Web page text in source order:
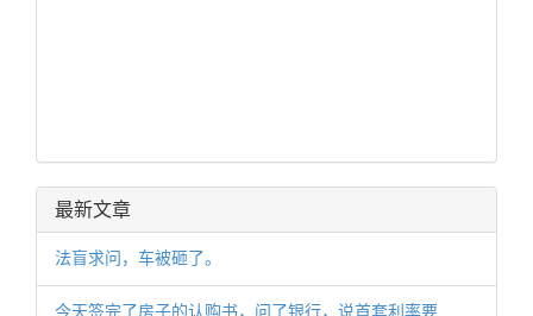
最新文章
法盲求问，车被砸了。
今天签完了房子的认购书，问了银行，说首套利率要